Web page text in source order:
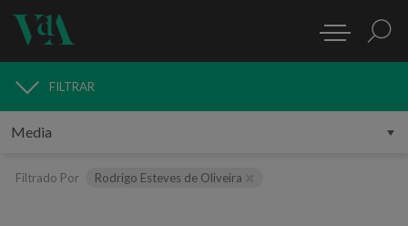
MEDIA
FILTRAR
Filtrado Por Rodrigo Esteves de Oliveira